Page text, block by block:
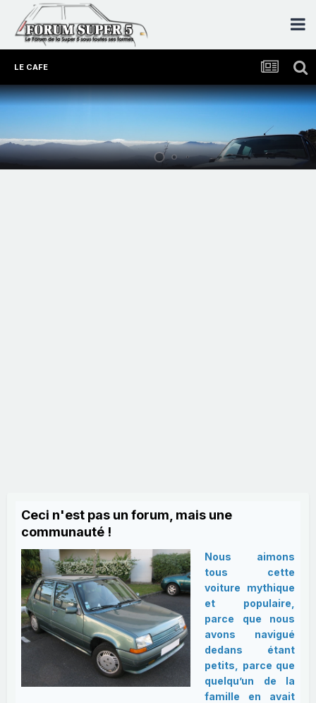
LE CAFE
Ceci n'est pas un forum, mais une
communauté !
Nous aimons
tous cette
voiture mythique
et populaire,
parce que nous
avons navigué
dedans étant
petits, parce que
quelqu’un de la
famille en avait